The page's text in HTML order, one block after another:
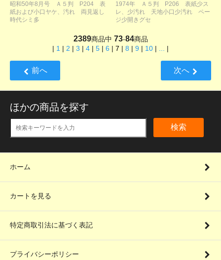
昭和50年8月号 Ａ５判 P204 表
紙および小口ヤケ、汚れ 両見返し
時代シミ多
1974年 Ａ５判 P206 表紙少ス
レ、少汚れ 天地小口少汚れ ペー
ジ少開きグセ
2389商品中 73-84商品
| 1 | 2 | 3 | 4 | 5 | 6 | 7 | 8 | 9 | 10 | ... |
前へ 次へ
ほかの商品を探す
検索
ホーム
カートを見る
特定商取引法に基づく表記
プライバシーポリシー